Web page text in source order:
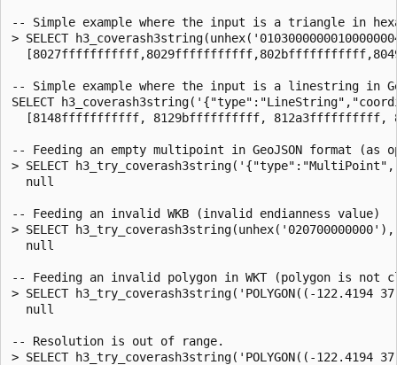
-- Simple example where the input is a triangle in
> SELECT
-- Simple example where the input is a linestring in
SELECT
[8148fffffffffff, 8129bffffffffff,
-- Feeding an empty multipoint in GeoJSON format
> SELECT
  null
-- Feeding an invalid WKB (invalid endianness value)
> SELECT
  null
-- Feeding an invalid polygon in WKT (polygon is not
> SELECT h3_try_coverash3string('POLYGON((-
  null
-- Resolution is out of range.
> SELECT h3_try_coverash3string('POLYGON((-